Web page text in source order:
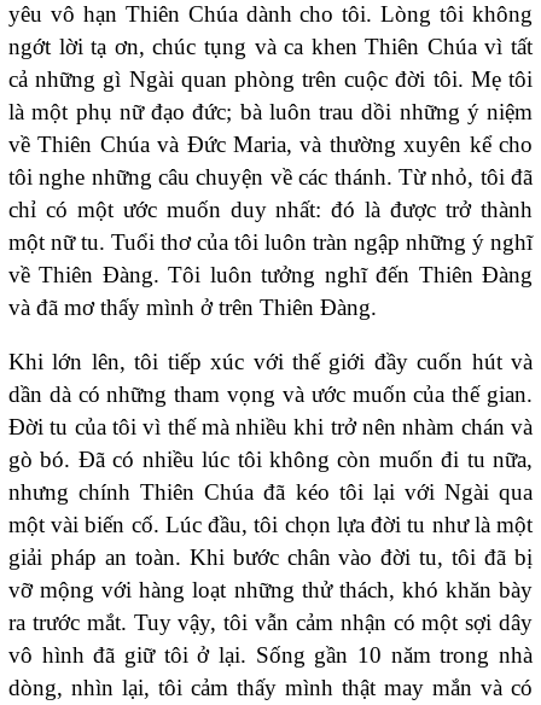
yêu vô hạn Thiên Chúa dành cho tôi. Lòng tôi không
ngớt lời tạ ơn, chúc tụng và ca khen Thiên Chúa vì tất
cả những gì Ngài quan phòng trên cuộc đời tôi. Mẹ tôi
là một phụ nữ đạo đức; bà luôn trau dồi những ý niệm
về Thiên Chúa và Đức Maria, và thường xuyên kể cho
tôi nghe những câu chuyện về các thánh. Từ nhỏ, tôi đã
chỉ có một ước muốn duy nhất: đó là được trở thành
một nữ tu. Tuổi thơ của tôi luôn tràn ngập những ý nghĩ
về Thiên Đàng. Tôi luôn tưởng nghĩ đến Thiên Đàng
và đã mơ thấy mình ở trên Thiên Đàng.
Khi lớn lên, tôi tiếp xúc với thế giới đầy cuốn hút và
dần dà có những tham vọng và ước muốn của thế gian.
Đời tu của tôi vì thế mà nhiều khi trở nên nhàm chán và
gò bó. Đã có nhiều lúc tôi không còn muốn đi tu nữa,
nhưng chính Thiên Chúa đã kéo tôi lại với Ngài qua
một vài biến cố. Lúc đầu, tôi chọn lựa đời tu như là một
giải pháp an toàn. Khi bước chân vào đời tu, tôi đã bị
vỡ mộng với hàng loạt những thử thách, khó khăn bày
ra trước mắt. Tuy vậy, tôi vẫn cảm nhận có một sợi dây
vô hình đã giữ tôi ở lại. Sống gần 10 năm trong nhà
dòng, nhìn lại, tôi cảm thấy mình thật may mắn và có